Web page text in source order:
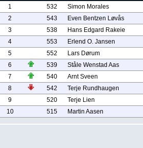
1
532
Simon Morales
2
543
Even Bentzen Løvås
3
538
Hans Edgard Rakeie
4
553
Erlend O. Jansen
5
552
Lars Dørum
6
539
Ståle Wenstad Aas
7
540
Arnt Sveen
8
542
Terje Rundhaugen
9
520
Terje Lien
10
515 Martin Aasen